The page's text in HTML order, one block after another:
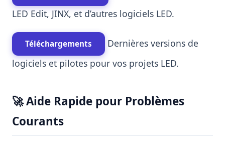
LED Edit, JINX, et d’autres logiciels LED.
Téléchargements
Dernières versions de
logiciels et pilotes pour vos projets LED.
🚀 Aide Rapide pour Problèmes
Courants